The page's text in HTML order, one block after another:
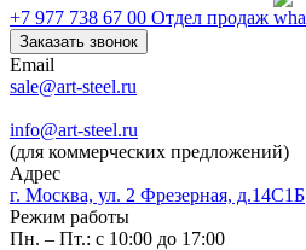
+7 977 738 67 00 Отдел продаж
Заказать звонок
Email
sale@art-steel.ru
info@art-steel.ru
(для коммерческих предложений)
Адрес
г. Москва, ул. 2 Фрезерная, д.14С1Б
Режим работы
Пн. – Пт.: с 10:00 до 17:00